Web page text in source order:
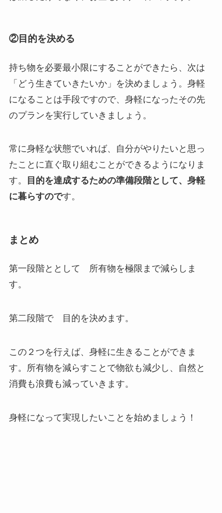
②目的を決める
持ち物を必要最小限にすることができたら、次は
「どう生きていきたいか」を決めましょう。身軽
になることは手段ですので、身軽になったその先
のプランを実行していきましょう。
常に身軽な状態でいれば、自分がやりたいと思っ
たことに直ぐ取り組むことができるようになりま
す。
目的を達成するための準備段階として、身軽
に暮らすのです。
まとめ
第一段階ととして 所有物を極限まで減らしま
す。
第二段階で 目的を決めます。
この２つを行えば、身軽に生きることができま
す。所有物を減らすことで物欲も減少し、自然と
消費も浪費も減っていきます。
身軽になって実現したいことを始めましょう！